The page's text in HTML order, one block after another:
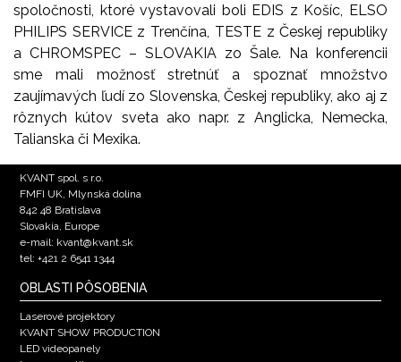
spoločnosti, ktoré vystavovali boli EDIS z Košíc, ELSO
PHILIPS SERVICE z Trenčína, TESTE z Českej republiky
a CHROMSPEC – SLOVAKIA zo Šale. Na konferencii
sme mali možnosť stretnúť a spoznať množstvo
zaujímavých ľudí zo Slovenska, Českej republiky, ako aj z
rôznych kútov sveta ako napr. z Anglicka, Nemecka,
Talianska či Mexika.
KVANT spol. s r.o.
FMFI UK, Mlynská dolina
842 48 Bratislava
Slovakia, Europe
e-mail: kvant@kvant.sk
tel: +421 2 6541 1344
OBLASTI PÔSOBENIA
Laserové projektory
KVANT SHOW PRODUCTION
LED videopanely